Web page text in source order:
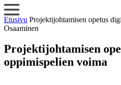
Siirry
sisältöön
Etusivu Projektijohtamisen opetus
Osaaminen
Projektijohtamisen
oppimispelien voima